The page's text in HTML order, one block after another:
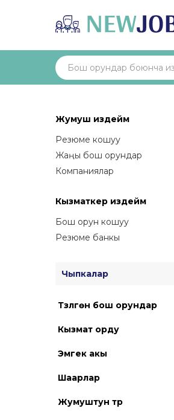
Жумуш издейм
Резюме кошуу
Жаңы бош орундар
Компаниялар
Кызматкер издейм
Бош орун кошуу
Резюме банкы
Чыпкалар
Түзүлгөн бош орундар
Кызмат орду
Эмгек акы
Шаарлар
Жумуштун түрү